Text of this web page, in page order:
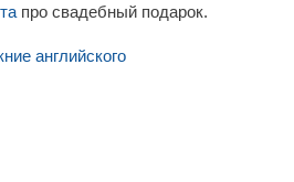
про свадебный подарок.
английского